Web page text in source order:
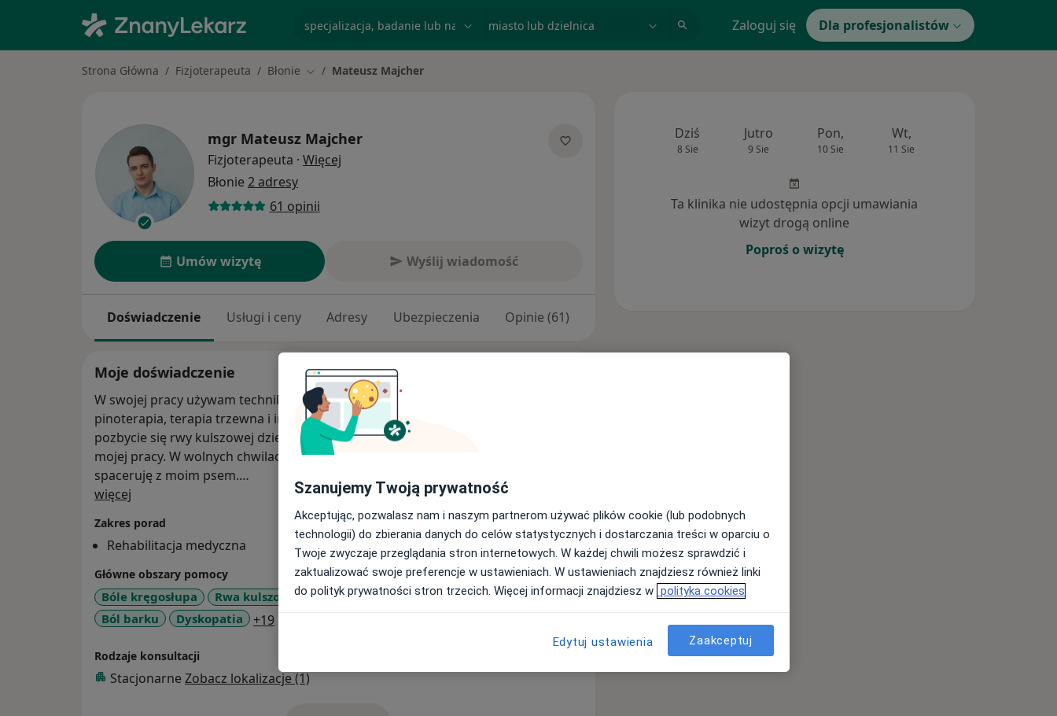
Zaloguj się Dla profesjonalistów
Strona Główna Fizjoterapeuta Błonie Zmień miasto
Mateusz Majcher
mgr Mateusz Majcher
Fizjoterapeuta · Więcej
Błonie 2 adresy
61 opinii
Umów wizytę Wyślij wiadomość
Doświadczenie Usługi i ceny Adresy Ubezpieczenia Opinie (61)
Moje doświadczenie
W swojej pracy używam technik manualnych takich jak manipulacja powięzi,
pinoterapia, terapia trzewna i innych. Poprawa równowagi po terapii barku lub
pozbycie się rwy kulszowej dzięki pracy na głowie to tylko niektóre z efektów
mojej pracy. W wolnych chwilach pływam kajakiem, wspinam się na ścianki i
spaceruję z moim psem.
Obecnie współpracuje z gabinetem FizjoLife (możliwość umawiania wizyt online
poprzez portal znanylekarz.pl) oraz SOMA Centrum Rehabilitacji.
więcej
Zakres porad
Rehabilitacja medyczna
Główne obszary pomocy
Bóle kręgosłupa Rwa kulszowa
Zespoły mięśniowo-powięziowe
Ból barku
Dyskopatia +19a11y_sr_more_diseases
Rodzaje konsultacji
Stacjonarne Zobacz lokalizacje (1)
Dziś
8 Sie
Jutro
9 Sie
Pon,
10 Sie
Wt,
11 Sie
Ta klinika nie udostępnia opcji umawiania
wizyt drogą online
Poproś o wizytę
Szanujemy Twoją prywatność
Akceptując, pozwalasz nam i naszym partnerom używać plików cookie (lub podobnych
technologii) do zbierania danych do celów statystycznych i dostarczania treści w oparciu o
Twoje zwyczaje przeglądania stron internetowych. W każdej chwili możesz sprawdzić i
zaktualizować swoje preferencje w ustawieniach. W ustawieniach znajdziesz również linki
do polityk prywatności stron trzecich. Więcej informacji znajdziesz w polityka cookies
Edytuj ustawienia Zaakceptuj